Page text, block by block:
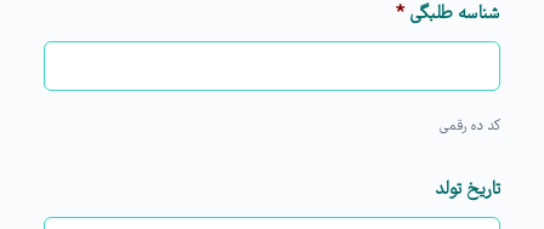
شناسه طلبگی *
کد ده رقمی
تاریخ تولد